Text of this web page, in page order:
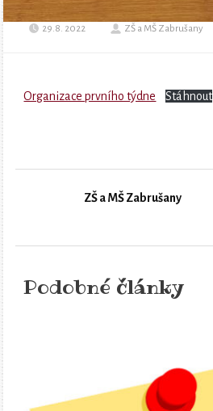
29.8. 2022 ZŠ a MŠ Zabrušany
Organizace prvního týdne Stáhnout
ZŠ a MŠ Zabrušany
Podobné články